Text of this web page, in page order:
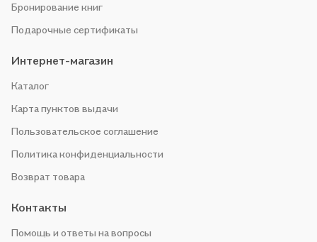
Бронирование книг
Подарочные сертификаты
Интернет-магазин
Каталог
Карта пунктов выдачи
Пользовательское соглашение
Политика конфиденциальности
Возврат товара
Контакты
Помощь и ответы на вопросы